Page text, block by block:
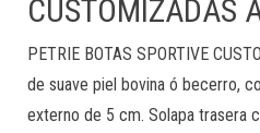
CUSTOMIZADAS
PETRIE BOTAS SPORTIVE
de suave piel bovina ó becerro,
externo de 5 cm. Solapa trasera